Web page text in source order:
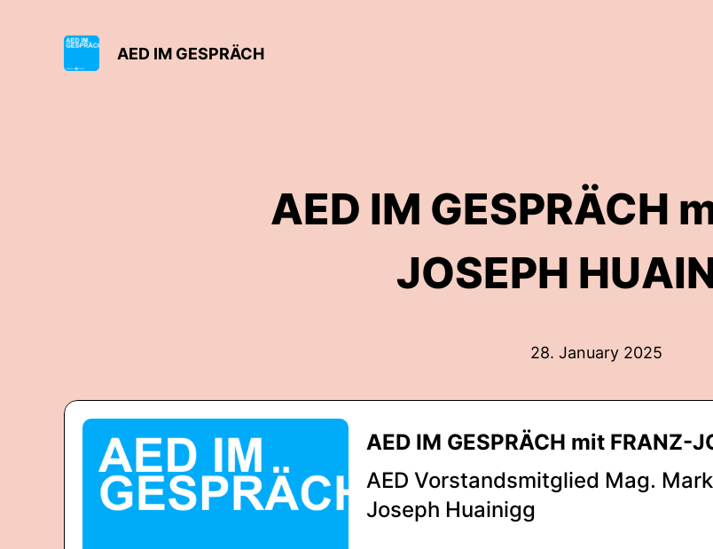
AED IM GESPRÄCH
AED IM GESPRÄCH
JOSEPH
28. January 2025